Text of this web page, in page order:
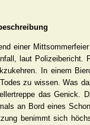
einer
laut Polizeibericht.
In einem
zu wissen. Was
das Genick.
an Bord eines
benimmt sich